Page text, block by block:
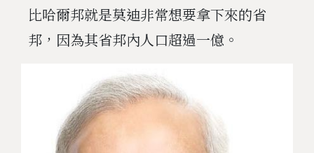
比哈爾邦就是莫迪非常想要拿下來的省
邦，因為其省邦內人口超過一億。